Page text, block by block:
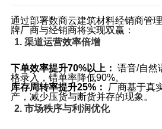
通过部署数商云建筑材料经销商管
牌厂商与经销商将实现双赢：
1. 渠道运营效率倍增
下单效率提升70%以上：
语音/自
格录入，错单率降低90%。
库存周转率提升25%：
厂商基于真
产，减少压货与断货并存的现象。
2. 市场秩序与利润优化